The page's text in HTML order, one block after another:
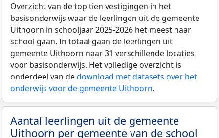
Overzicht van de top tien vestigingen in het
basisonderwijs waar de leerlingen uit de gemeente
Uithoorn in schooljaar 2025-2026 het meest naar
school gaan. In totaal gaan de leerlingen uit
gemeente Uithoorn naar 31 verschillende locaties
voor basisonderwijs. Het volledige overzicht is
onderdeel van dedownload met datasets over het
onderwijs voor de gemeente Uithoorn.
Aantal leerlingen uit de gemeente
Uithoorn per gemeente van de school